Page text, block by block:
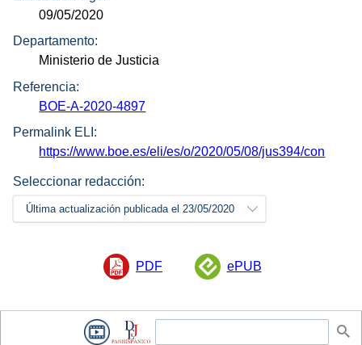
09/05/2020
Departamento:
Ministerio de Justicia
Referencia:
BOE-A-2020-4897
Permalink ELI:
https://www.boe.es/eli/es/o/2020/05/08/jus394/con
Seleccionar redacción:
Última actualización publicada el 23/05/2020
PDF ePUB